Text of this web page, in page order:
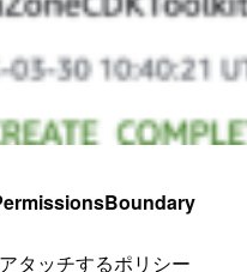
タッチするポリシー